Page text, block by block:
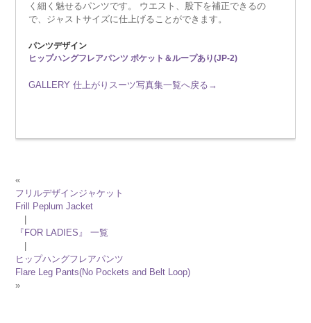
く細く魅せるパンツです。 ウエスト、股下を補正できるの
で、ジャストサイズに仕上げることができます。
パンツデザイン
ヒップハングフレアパンツ ポケット＆ループあり(JP-2)
GALLERY 仕上がりスーツ写真集一覧へ戻る→
«
フリルデザインジャケット
Frill Peplum Jacket
『FOR LADIES』 一覧
ヒップハングフレアパンツ
Flare Leg Pants(No Pockets and Belt Loop)
»